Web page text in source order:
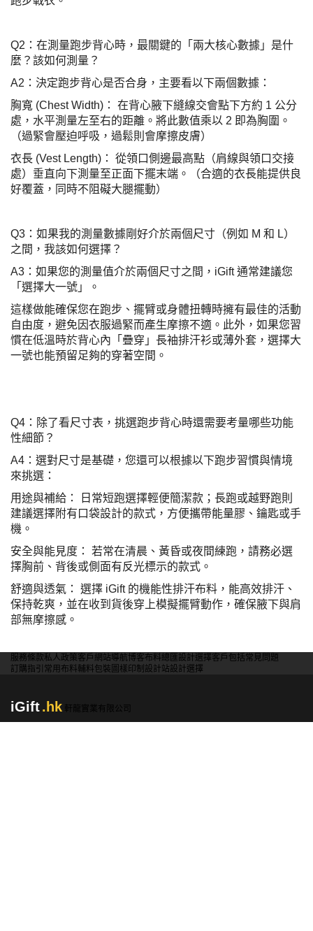
Q2：在測量跑步背心時，最關鍵的「兩大核心數據」是什
麼？該如何測量？
A2：決定跑步背心是否合身，主要看以下兩個數據：
胸寬 (Chest Width)： 在背心腋下縫線交會點下方約 1 公分
處，水平測量左至右的距離。將此數值乘以 2 即為胸圍。
（過緊會壓迫呼吸，過鬆則會摩擦皮膚）
衣長 (Vest Length)： 從領口側邊最高點（肩線與領口交接
處）垂直向下測量至正面下擺末端。（合適的衣長能提供良
好覆蓋，同時不阻礙大腿擺動）
Q3：如果我的測量數據剛好介於兩個尺寸（例如 M 和 L）
之間，我該如何選擇？
A3：如果您的測量值介於兩個尺寸之間，iGift 通常建議您
「選擇大一號」。
這樣做能確保您在跑步、擺臂或身體扭轉時擁有最佳的活動
自由度，避免因衣服過緊而產生摩擦不適。此外，如果您習
慣在低溫時於背心內「疊穿」長袖排汗衫或薄外套，選擇大
一號也能預留足夠的穿著空間。
Q4：除了看尺寸表，挑選跑步背心時還需要考量哪些功能
性細節？
A4：選對尺寸是基礎，您還可以根據以下跑步習慣與情境
來挑選：
用途與補給： 日常短跑選擇輕便簡潔款；長跑或越野跑則
建議選擇附有口袋設計的款式，方便攜帶能量膠、鑰匙或手
機。
安全與能見度： 若常在清晨、黃昏或夜間練跑，請務必選
擇胸前、背後或側面有反光標示的款式。
舒適與透氣： 選擇 iGift 的機能性排汗布料，能高效排汗、
保持乾爽，並在收到貨後穿上模擬擺臂動作，確保腋下與肩
部無摩擦感。
服務條款私人政策客戶 網站導航博客布料總匯設計選擇客戶包括常見問題
訂購指引 常用布料輔料包裝 圖樣印制 設計站設計選擇
iGift.hk
軒龍實業有限公司